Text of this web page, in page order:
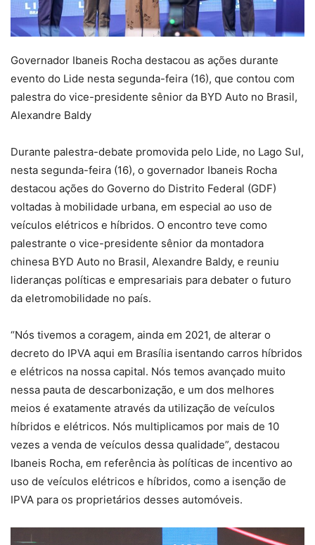
Governador Ibaneis Rocha destacou as ações durante
evento do Lide nesta segunda-feira (16), que contou com
palestra do vice-presidente sênior da BYD Auto no Brasil,
Alexandre Baldy
Durante palestra-debate promovida pelo Lide, no Lago Sul,
nesta segunda-feira (16), o governador Ibaneis Rocha
destacou ações do Governo do Distrito Federal (GDF)
voltadas à mobilidade urbana, em especial ao uso de
veículos elétricos e híbridos. O encontro teve como
palestrante o vice-presidente sênior da montadora
chinesa BYD Auto no Brasil, Alexandre Baldy, e reuniu
lideranças políticas e empresariais para debater o futuro
da eletromobilidade no país.
“Nós tivemos a coragem, ainda em 2021, de alterar o
decreto do IPVA aqui em Brasília isentando carros híbridos
e elétricos na nossa capital. Nós temos avançado muito
nessa pauta de descarbonização, e um dos melhores
meios é exatamente através da utilização de veículos
híbridos e elétricos. Nós multiplicamos por mais de 10
vezes a venda de veículos dessa qualidade”, destacou
Ibaneis Rocha, em referência às políticas de incentivo ao
uso de veículos elétricos e híbridos, como a isenção de
IPVA para os proprietários desses automóveis.